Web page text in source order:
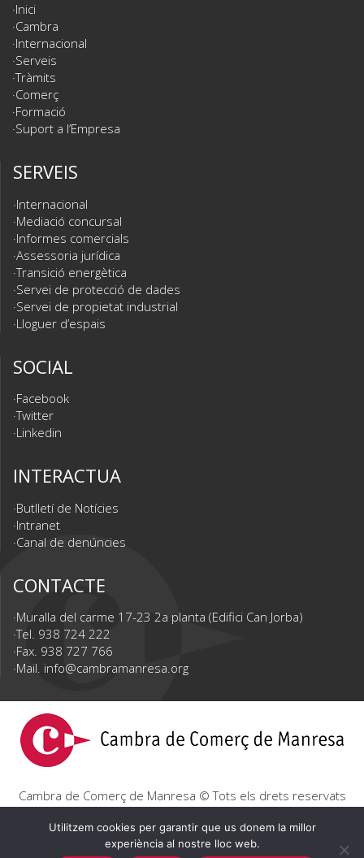
Inici
Cambra
Internacional
Serveis
Tràmits
Comerç
Formació
Suport a l’Empresa
SERVEIS
Internacional
Mediació concursal
Informes comercials
Assessoria jurídica
Transició energètica
Servei de protecció de dades
Servei de propietat industrial
Lloguer d’espais
SOCIAL
Facebook
Twitter
Linkedin
INTERACTUA
Butlletí de Notícies
Intranet
Canal de denúncies
CONTACTE
Muralla del carme 17-23 2a planta (Edifici Can Jorba)
Tel. 938 724 222
Fax. 938 727 766
Mail. info@cambramanresa.org
Cambra de Comerç de Manresa © Tots els drets reservats
Avís Legal Política de privacitat Política de cookies
Utilitzem cookies per garantir que us donem la millor
experiència al nostre lloc web.